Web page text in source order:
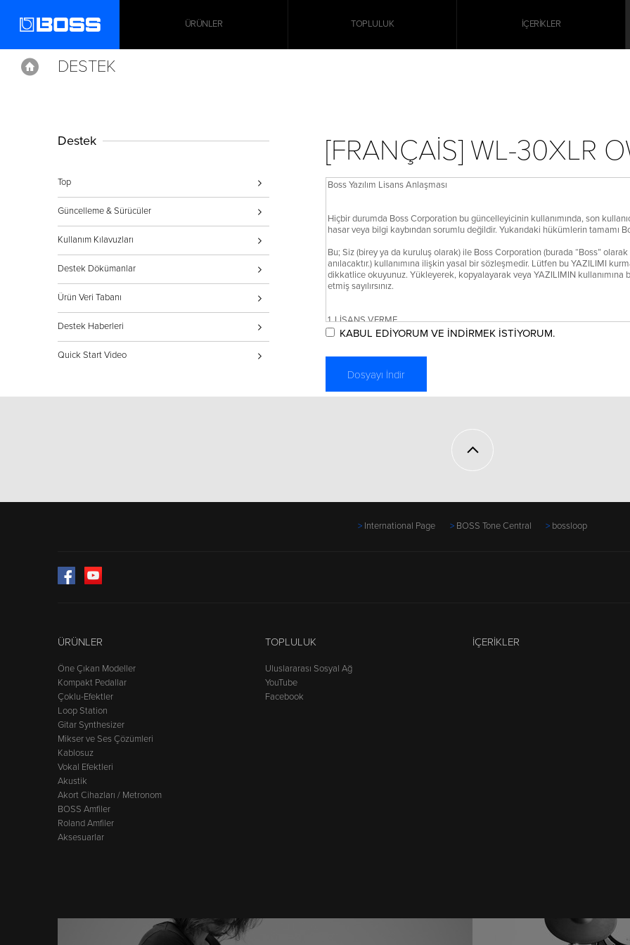
ÜRÜNLER TOPLULUK İÇERIKLER
Home
DESTEK
[FRANÇAIS] WL-30XLR
KABUL EDİYORUM VE İNDİRMEK İSTİYORUM.
Destek
Top
Güncelleme & Sürücüler
Kullanım Kılavuzları
Destek Dökümanlar
Ürün Veri Tabanı
Destek Haberleri
Quick Start Video
International Page BOSS Tone Central bossloop
Facebook
ÜRÜNLER
Öne Çıkan Modeller
Kompakt Pedallar
Çoklu-Efektler
Loop Station
Gitar Synthesizer
Mikser ve Ses Çözümleri
Kablosuz
Vokal Efektleri
Akustik
Akort Cihazları / Metronom
BOSS Amfiler
Roland Amfiler
Aksesuarlar
TOPLULUK
Uluslararası Sosyal Ağ
YouTube
Facebook
İÇERIKLER